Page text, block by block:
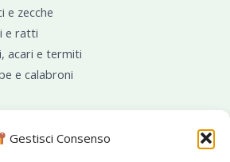
Gestisci Consenso
e zecche
e ratti
acari e termiti
e calabroni